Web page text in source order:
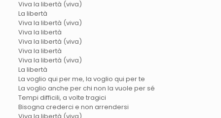
Viva la libertà (viva)
La libertà
Viva la libertà (viva)
Viva la libertà
Viva la libertà (viva)
Viva la libertà
Viva la libertà (viva)
La libertà
La voglio qui per me, la voglio qui per te
La voglio anche per chi non la vuole per sé
Tempi difficili, a volte tragici
Bisogna crederci e non arrendersi